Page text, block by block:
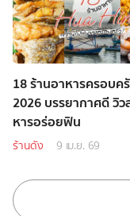
18 ร้านอาหารครอบค
2026 บรรยากาศดี วิว
หารอร่อยฟิน
ร้านดัง 9 เม.ย. 69